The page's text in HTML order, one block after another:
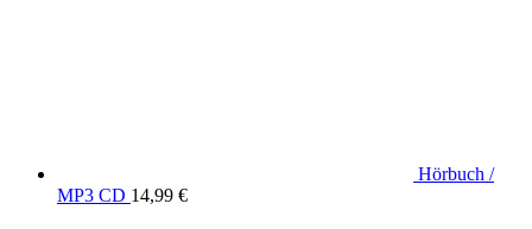
Hörbuch /
MP3 CD 14,99 €